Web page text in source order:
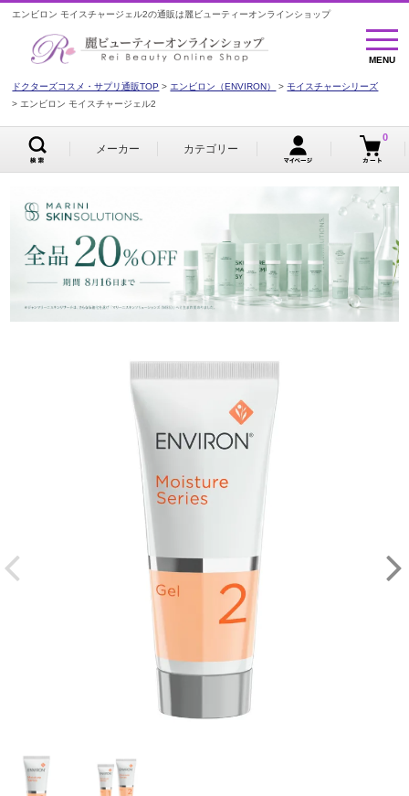
エンビロン モイスチャージェル2の通販は麗ビューティーオンラインショップ
MENU
MENU
ドクターズコスメ・サプリ通販TOP エンビロン（ENVIRON）
モイスチャーシリーズ
エンビロン モイスチャージェル2
メーカー カテゴリー
0